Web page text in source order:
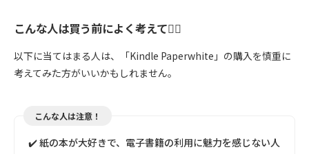
こんな人は買う前によく考えて🙅‍♀️
以下に当てはまる人は、「Kindle Paperwhite」の購入を慎重に
考えてみた方がいいかもしれません。
こんな人は注意！
✔️ 紙の本が大好きで、電子書籍の利用に魅力を感じない人